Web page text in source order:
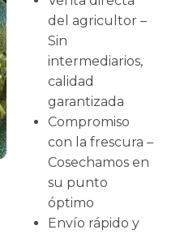
del agricultor –
Sin
intermediarios,
calidad
garantizada
Compromiso
con la frescura –
Cosechamos en
su punto
óptimo
Envío rápido y